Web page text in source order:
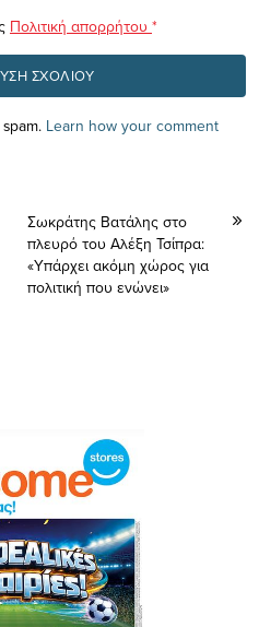
Πολιτική απορρήτου *
Learn how your comment
Σωκράτης Βατάλης στο
πλευρό του Αλέξη Τσίπρα:
«Υπάρχει ακόμη χώρος για
πολιτική που ενώνει»